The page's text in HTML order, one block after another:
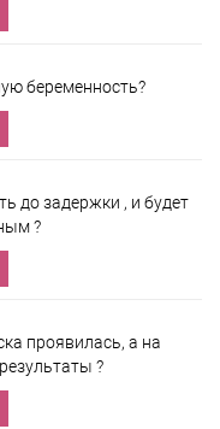
беременность?
до задержки , и будет
?
проявилась, а на
?